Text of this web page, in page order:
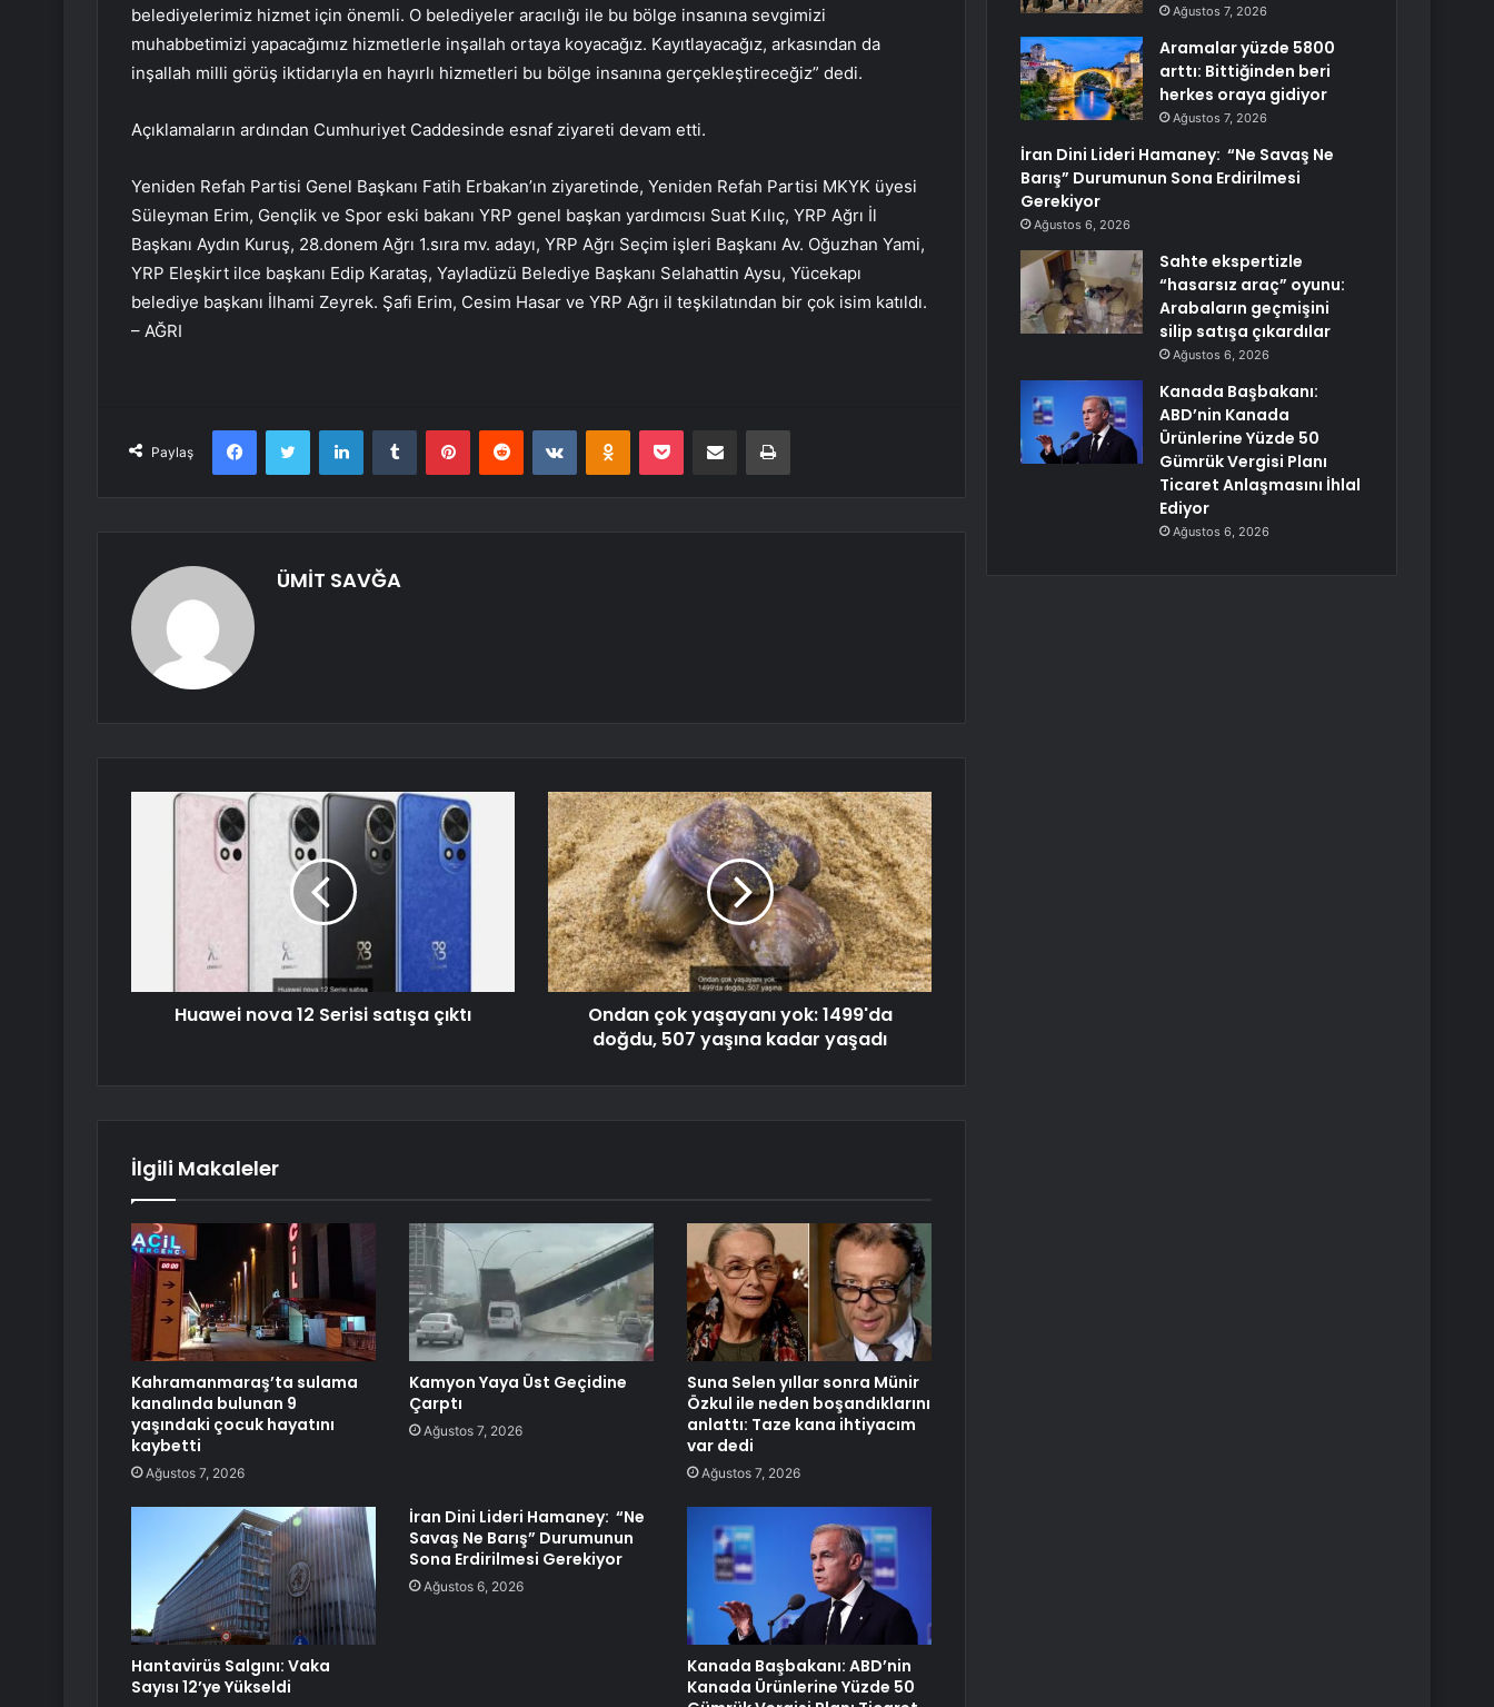
belediyelerimiz hizmet için önemli. O belediyeler aracılığı ile bu bölge insanına sevgimizi
muhabbetimizi yapacağımız hizmetlerle inşallah ortaya koyacağız. Kayıtlayacağız, arkasından da
inşallah milli görüş iktidarıyla en hayırlı hizmetleri bu bölge insanına gerçekleştireceğiz” dedi.
Açıklamaların ardından Cumhuriyet Caddesinde esnaf ziyareti devam etti.
Yeniden Refah Partisi Genel Başkanı Fatih Erbakan’ın ziyaretinde, Yeniden Refah Partisi MKYK üyesi
Süleyman Erim, Gençlik ve Spor eski bakanı YRP genel başkan yardımcısı Suat Kılıç, YRP Ağrı İl
Başkanı Aydın Kuruş, 28.donem Ağrı 1.sıra mv. adayı, YRP Ağrı Seçim işleri Başkanı Av. Oğuzhan Yami,
YRP Eleşkirt ilce başkanı Edip Karataş, Yayladüzü Belediye Başkanı Selahattin Aysu, Yücekapı
belediye başkanı İlhami Zeyrek. Şafi Erim, Cesim Hasar ve YRP Ağrı il teşkilatından bir çok isim katıldı.
– AĞRI
Paylaş
FacebookTwitter LinkedInTumblr PinterestReddit VKontakteOdnoklassniki
Pocket E-Posta ile paylaş Yazdır
ÜMİT SAVĞA
Huawei nova 12 Serisi satışa çıktı
Ondan çok yaşayanı yok: 1499'da
doğdu, 507 yaşına kadar yaşadı
İlgili Makaleler
Kahramanmaraş’ta sulama
kanalında bulunan 9
yaşındaki çocuk hayatını
kaybetti
Ağustos 7, 2026
Kamyon Yaya Üst Geçidine
Çarptı
Ağustos 7, 2026
Suna Selen yıllar sonra Münir
Özkul ile neden boşandıklarını
anlattı: Taze kana ihtiyacım
var dedi
Ağustos 7, 2026
Hantavirüs Salgını: Vaka
Sayısı 12’ye Yükseldi
İran Dini Lideri Hamaney: “Ne
Savaş Ne Barış” Durumunun
Sona Erdirilmesi Gerekiyor
Ağustos 6, 2026
Kanada Başbakanı: ABD’nin
Kanada Ürünlerine Yüzde 50
Ağustos 7, 2026
Aramalar yüzde 5800
arttı: Bittiğinden beri
herkes oraya gidiyor
Ağustos 7, 2026
İran Dini Lideri Hamaney: “Ne Savaş Ne
Barış” Durumunun Sona Erdirilmesi
Gerekiyor
Ağustos 6, 2026
Sahte ekspertizle
“hasarsız araç” oyunu:
Arabaların geçmişini
silip satışa çıkardılar
Ağustos 6, 2026
Kanada Başbakanı:
ABD’nin Kanada
Ürünlerine Yüzde 50
Gümrük Vergisi Planı
Ticaret Anlaşmasını İhlal
Ediyor
Ağustos 6, 2026